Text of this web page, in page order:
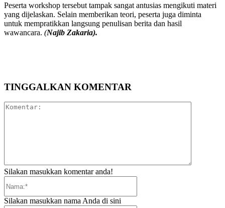
Peserta workshop tersebut tampak sangat antusias mengikuti materi
yang dijelaskan. Selain memberikan teori, peserta juga diminta
untuk mempratikkan langsung penulisan berita dan hasil
wawancara. (Najib Zakaria).
TINGGALKAN KOMENTAR
Silakan masukkan komentar anda!
Silakan masukkan nama Anda di sini